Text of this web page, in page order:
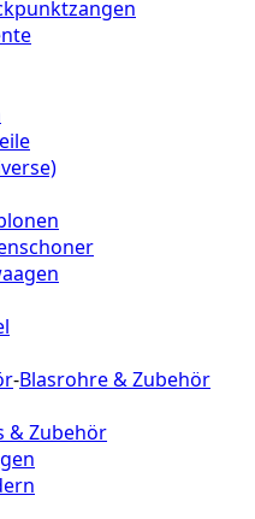
-Blasrohre & Zubehör
& Zubehör